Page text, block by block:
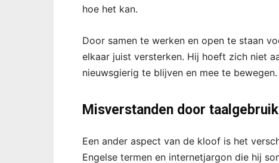
hoe het kan.
Door samen te werken en open te staan
elkaar juist versterken. Hij hoeft zich niet
nieuwsgierig te blijven en mee te bewegen.
Misverstanden door
Een ander aspect van de kloof is het
Engelse termen en internetjargon die hij